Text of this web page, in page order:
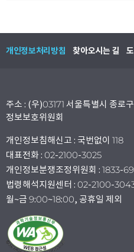
개인정보처리방침 찾아오시는 길
주소 : (우)03171 서울특별시 종로
정보보호위원회
개인정보침해신고 : 국번없이 118
대표전화 : 02-2100-3025
개인정보분쟁조정위원회 : 1833-
법령해석지원센터 : 02-2100-
월~금 9:00~18:00, 공휴일 제외